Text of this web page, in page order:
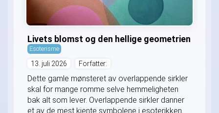
Livets blomst og den hellige geometrien
Esoterisme
13. juli 2026 Forfatter:
Dette gamle mønsteret av overlappende sirkler
skal for mange romme selve hemmeligheten
bak alt som lever. Overlappende sirkler danner
et av de mest kjente symbolene i esoterikken.